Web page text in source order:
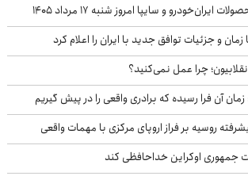
و سایپا امروز شنبه ۱۷ مرداد ۱۴۰۵
زمان و جزئیات توافق جدید با ایران را اعلام کرد
چرا عمل نمی‌کنید؟
زمان آن فرا رسیده که برادری واقعی را در پیش گیریم
جمهوری اوکراین خداحافظی کند